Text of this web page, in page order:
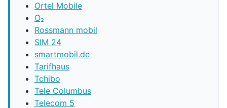
Ortel Mobile
O₂
Rossmann mobil
SIM 24
smartmobil.de
Tarifhaus
Tchibo
Tele Columbus
Telecom 5